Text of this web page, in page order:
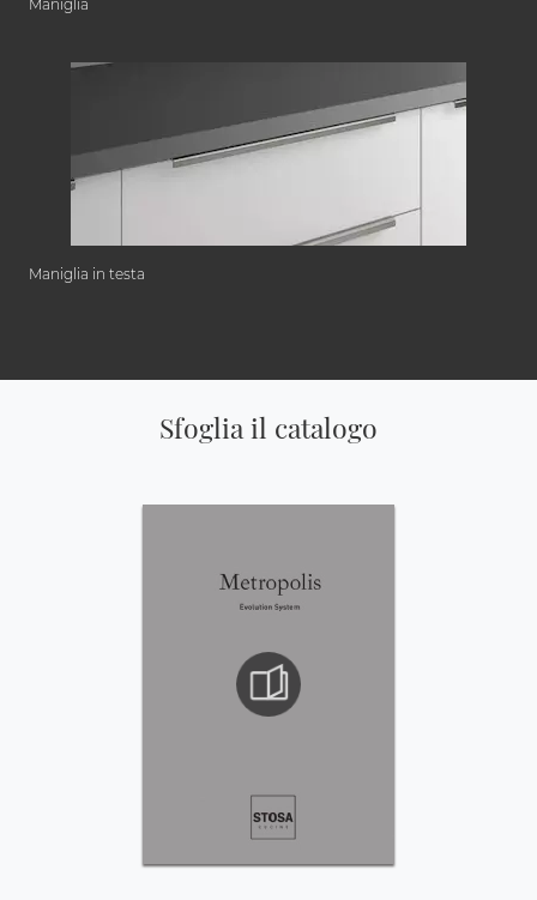
Maniglia
Maniglia in testa
Sfoglia il catalogo